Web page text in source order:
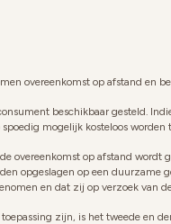
overeenkomst op afstand en
beschikbaar gesteld.
mogelijk kosteloos worden
op afstand
opgeslagen op een
en dat zij op verzoek van
zijn, is het tweede